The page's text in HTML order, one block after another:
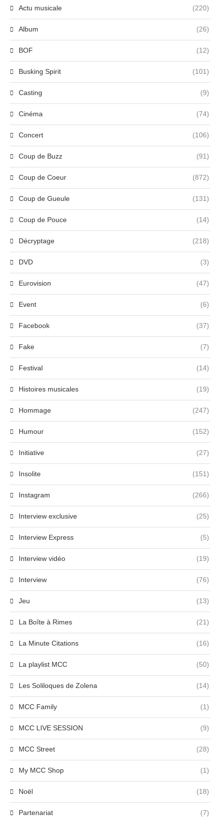
Actu musicale (220)
Album (26)
BOF (12)
Busking Spirit (101)
Casting (9)
Cinéma (74)
Concert (106)
Coup de Buzz (91)
Coup de Coeur (872)
Coup de Gueule (131)
Coup de Pouce (14)
Décryptage (218)
DVD (3)
Eurovision (47)
Event (6)
Facebook (37)
Fake (7)
Festival (14)
Histoires musicales (19)
Hommage (247)
Humour (152)
Initiative (27)
Insolite (151)
Instagram (266)
Interview exclusive (25)
Interview Express (5)
Interview vidéo (19)
Interview (76)
Jeu (13)
La Boîte à Rimes (21)
La Minute Citations (16)
La playlist MCC (50)
Les Soliloques de Zolena (14)
MCC Family (1)
MCC LIVE SESSION (9)
MCC Street (28)
My MCC Shop (1)
Noël (18)
Partenariat (7)